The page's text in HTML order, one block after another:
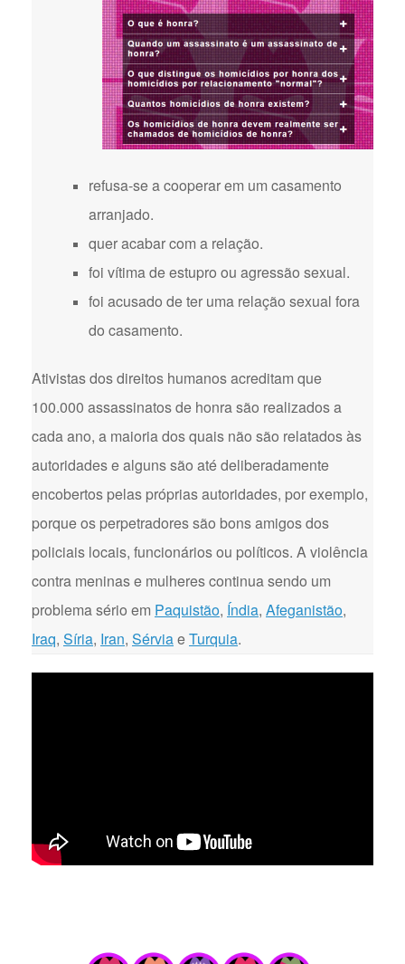
refusa-se a cooperar em um casamento
arranjado.
quer acabar com a relação.
foi vítima de estupro ou agressão sexual.
foi acusado de ter uma relação sexual fora
do casamento.
Ativistas dos direitos humanos acreditam que
100.000 assassinatos de honra são realizados a
cada ano, a maioria dos quais não são relatados às
autoridades e alguns são até deliberadamente
encobertos pelas próprias autoridades, por exemplo,
porque os perpetradores são bons amigos dos
policiais locais, funcionários ou políticos. A violência
contra meninas e mulheres continua sendo um
problema sério em Paquistão, Índia, Afeganistão,
Iraq, Síria, Iran, SérviaeTurquia.